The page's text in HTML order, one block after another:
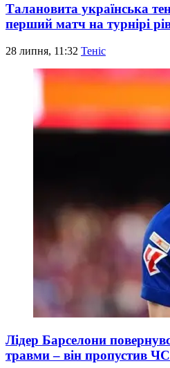
Талановита українська
перший матч на турнірі
28 липня, 11:32 Теніс
Лідер Барселони
травми – він пропустив